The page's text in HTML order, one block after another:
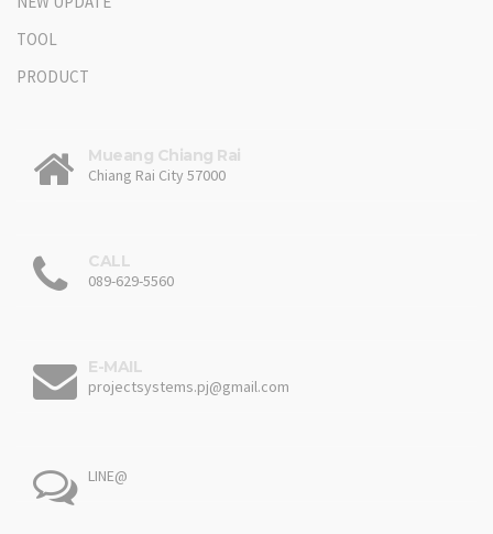
TOOL
PRODUCT
Mueang Chiang Rai
Chiang Rai City 57000
CALL
089-629-5560
E-MAIL
projectsystems.pj@gmail.com
LINE@